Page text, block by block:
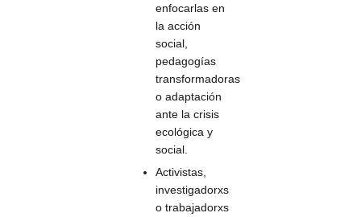
enfocarlas en
la acción
social,
pedagogías
transformadoras
o adaptación
ante la crisis
ecológica y
social.
Activistas,
investigadorxs
o trabajadorxs